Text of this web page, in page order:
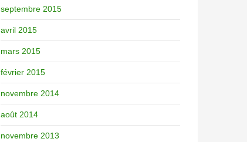
septembre 2015
avril 2015
mars 2015
février 2015
novembre 2014
août 2014
novembre 2013